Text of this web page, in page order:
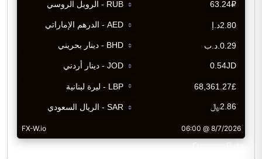
CurrencyRate